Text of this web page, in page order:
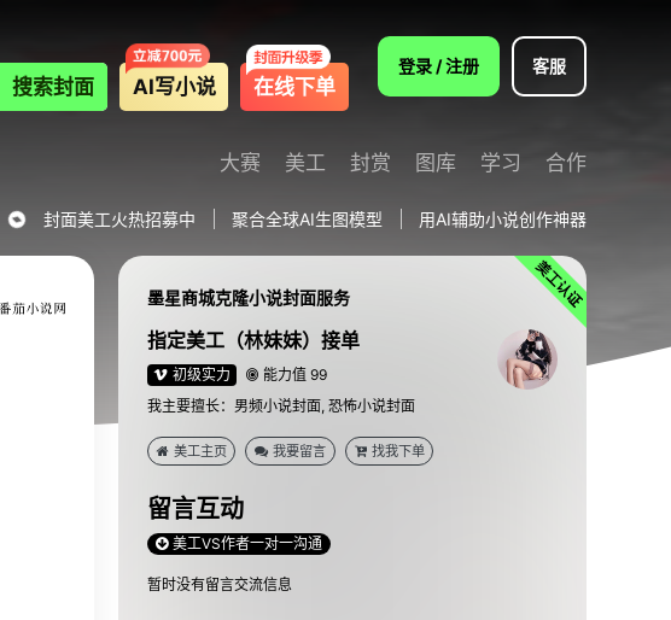
搜索封面 AI写小说 在线下单
登录 / 注册 客服
大赛 美工 封赏 图库 学习 合作
封面美工火热招募中 聚合全球AI生图模型 用AI辅助小说创作神器
墨星商城克隆小说封面服务
指定美工（林妹妹）接单
初级实力
能力值 99
我主要擅长：男频小说封面, 恐怖小说封面
美工主页 我要留言 找我下单
留言互动
美工VS作者一对一沟通
暂时没有留言交流信息